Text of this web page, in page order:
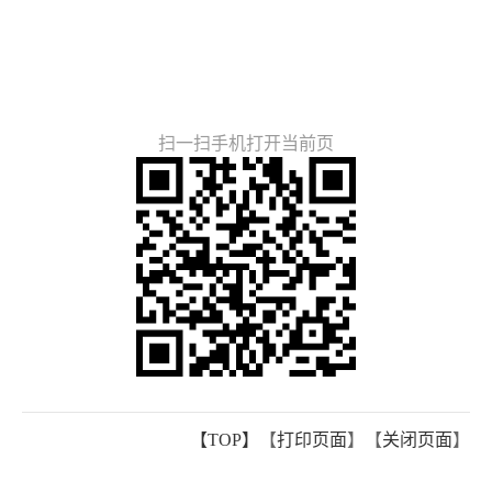
扫一扫手机打开当前页
【TOP】 【打印页面】【关闭页面】